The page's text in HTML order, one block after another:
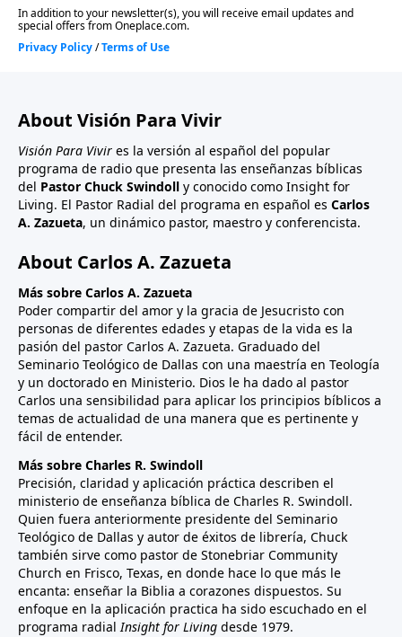
About Visión Para Vivir
Visión Para Vivir es la versión al español del popular
programa de radio que presenta las enseñanzas bíblicas
del Pastor Chuck Swindoll y conocido como Insight for
Living. El Pastor Radial del programa en español es Carlos
A. Zazueta, un dinámico pastor, maestro y conferencista.
About Carlos A. Zazueta
Más sobre Carlos A. Zazueta
Poder compartir del amor y la gracia de Jesucristo con
personas de diferentes edades y etapas de la vida es la
pasión del pastor Carlos A. Zazueta. Graduado del
Seminario Teológico de Dallas con una maestría en Teología
y un doctorado en Ministerio. Dios le ha dado al pastor
Carlos una sensibilidad para aplicar los principios bíblicos a
temas de actualidad de una manera que es pertinente y
fácil de entender.
Más sobre Charles R. Swindoll
Precisión, claridad y aplicación práctica describen el
ministerio de enseñanza bíblica de Charles R. Swindoll.
Quien fuera anteriormente presidente del Seminario
Teológico de Dallas y autor de éxitos de librería, Chuck
también sirve como pastor de Stonebriar Community
Church en Frisco, Texas, en donde hace lo que más le
encanta: enseñar la Biblia a corazones dispuestos. Su
enfoque en la aplicación practica ha sido escuchado en el
programa radialInsight for Living desde 1979.